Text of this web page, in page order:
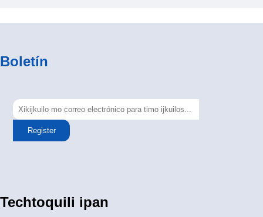
Boletín
Register
Techtoquili ipan